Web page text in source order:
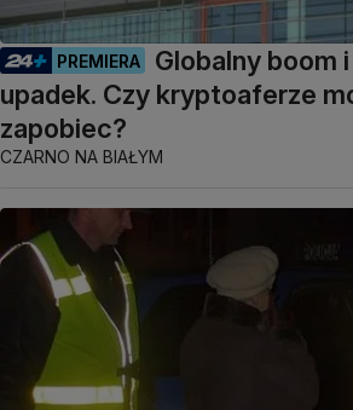
PREMIERA
Globalny boom
upadek. Czy kryptoaferze
zapobiec?
CZARNO NA BIAŁYM